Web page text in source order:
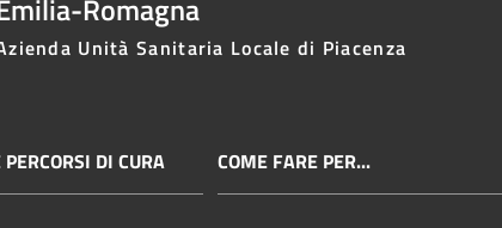
Romagna
Unità Sanitaria Locale di Piacenza
DI CURA COME FARE PER...